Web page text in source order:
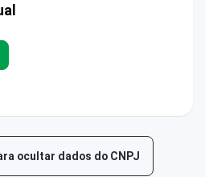
ocultar dados do CNPJ